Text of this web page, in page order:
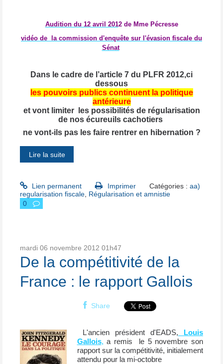
Audition du 12 avril 2012 de Mme Pécresse
vidéo de la commission d'enquête sur l'évasion fiscale du
Sénat
Dans le cadre de l’article 7 du PLFR 2012,ci
dessous
les pouvoirs publics continuent la politique
antérieure
et vont limiter les possibilités de régularisation
de nos écureuils cachotiers
ne vont-ils pas les faire rentrer en hibernation ?
Lire la suite
Lien permanent Imprimer Catégories : aa)
regularisation fiscale Régularisation et amnistie
0
mardi 06 novembre 2012 01h47
De la compétitivité de la
France : le rapport Gallois
Share
L'ancien président d'EADS, Louis
Gallois, a remis le 5 novembre son
rapport sur la compétitivité, initialement
attendu pour la mi-octobre